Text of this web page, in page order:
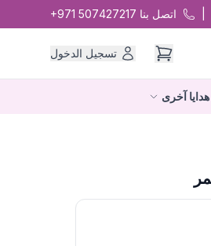
اتصل بنا +971 507427217
تسجيل الدخول
هدايا آخرى